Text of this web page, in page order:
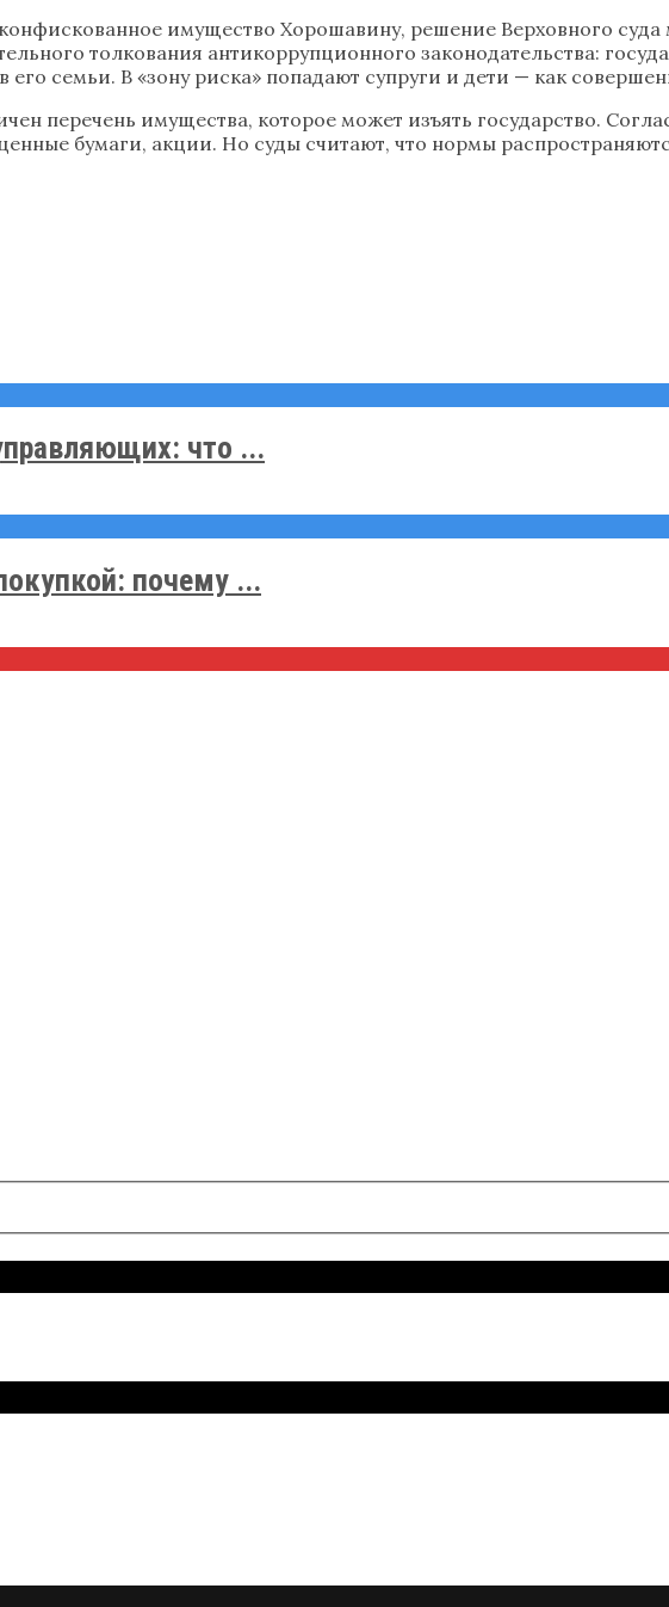
имущество Хорошавину, решение Верховного
толкования антикоррупционного законодательства:
его семьи. В «зону риска» попадают супруги и дети — как
перечень имущества, которое может изъять государство.
бумаги, акции. Но суды считают, что нормы
что ...
почему ...